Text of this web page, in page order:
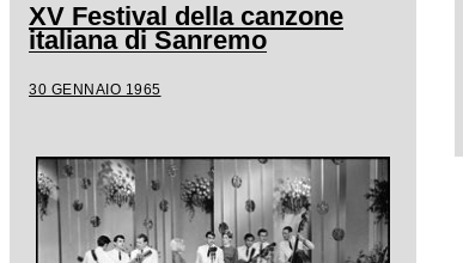
XV Festival della canzone
italiana di Sanremo
30 GENNAIO 1965